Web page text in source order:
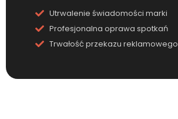
Utrwalenie świadomości marki
Profesjonalna oprawa spotkań
Trwałość przekazu reklamowego